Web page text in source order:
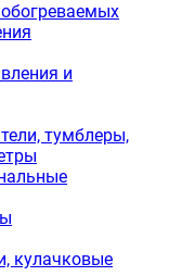
и
тумблеры,
кулачковые